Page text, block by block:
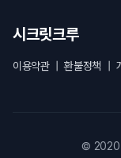
시크릿크루
이용약관|환불정책
© 2020